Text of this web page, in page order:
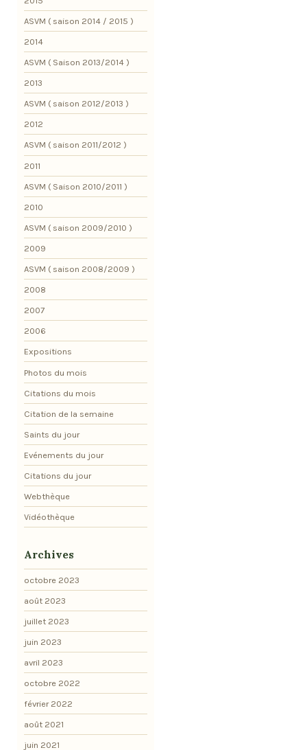
ASVM ( saison 2014 / 2015 )
2014
ASVM ( Saison 2013/2014 )
2013
ASVM ( saison 2012/2013 )
2012
ASVM ( saison 2011/2012 )
2011
ASVM ( Saison 2010/2011 )
2010
ASVM ( saison 2009/2010 )
2009
ASVM ( saison 2008/2009 )
2008
2007
2006
Expositions
Photos du mois
Citations du mois
Citation de la semaine
Saints du jour
Evénements du jour
Citations du jour
Webthèque
Vidéothèque
Archives
octobre 2023
août 2023
juillet 2023
juin 2023
avril 2023
octobre 2022
février 2022
août 2021
juin 2021